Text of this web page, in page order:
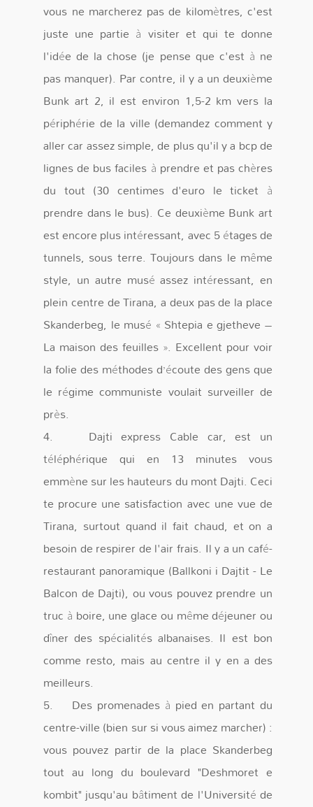
vous ne marcherez pas de kilomètres, c'est
juste une partie à visiter et qui te donne
l'idée de la chose (je pense que c'est à ne
pas manquer). Par contre, il y a un deuxième
Bunk art 2, il est environ 1,5-2 km vers la
périphérie de la ville (demandez comment y
aller car assez simple, de plus qu'il y a bcp de
lignes de bus faciles à prendre et pas chères
du tout (30 centimes d'euro le ticket à
prendre dans le bus). Ce deuxième Bunk art
est encore plus intéressant, avec 5 étages de
tunnels, sous terre. Toujours dans le même
style, un autre musé assez intéressant, en
plein centre de Tirana, a deux pas de la place
Skanderbeg, le musé « Shtepia e gjetheve –
La maison des feuilles ». Excellent pour voir
la folie des méthodes d’écoute des gens que
le régime communiste voulait surveiller de
près.
4. Dajti express Cable car, est un
téléphérique qui en 13 minutes vous
emmène sur les hauteurs du mont Dajti. Ceci
te procure une satisfaction avec une vue de
Tirana, surtout quand il fait chaud, et on a
besoin de respirer de l'air frais. Il y a un café-
restaurant panoramique (Ballkoni i Dajtit - Le
Balcon de Dajti), ou vous pouvez prendre un
truc à boire, une glace ou même déjeuner ou
dîner des spécialités albanaises. Il est bon
comme resto, mais au centre il y en a des
meilleurs.
5. Des promenades à pied en partant du
centre-ville (bien sur si vous aimez marcher) :
vous pouvez partir de la place Skanderbeg
tout au long du boulevard "Deshmoret e
kombit" jusqu'au bâtiment de l'Université de